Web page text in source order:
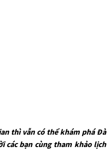
thì vẫn có thể khám phá Đà
các bạn cùng tham khảo lịch